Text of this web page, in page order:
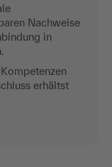
Nachweise
in
erhältst